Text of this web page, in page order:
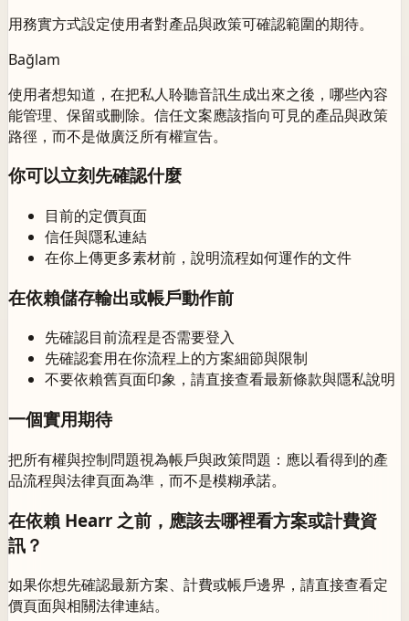
用務實方式設定使用者對產品與政策可確認範圍的期待。
Bağlam
使用者想知道，在把私人聆聽音訊生成出來之後，哪些內容
能管理、保留或刪除。信任文案應該指向可見的產品與政策
路徑，而不是做廣泛所有權宣告。
你可以立刻先確認什麼
目前的定價頁面
信任與隱私連結
在你上傳更多素材前，說明流程如何運作的文件
在依賴儲存輸出或帳戶動作前
先確認目前流程是否需要登入
先確認套用在你流程上的方案細節與限制
不要依賴舊頁面印象，請直接查看最新條款與隱私說明
一個實用期待
把所有權與控制問題視為帳戶與政策問題：應以看得到的產
品流程與法律頁面為準，而不是模糊承諾。
在依賴 Hearr 之前，應該去哪裡看方案或計費資
訊？
如果你想先確認最新方案、計費或帳戶邊界，請直接查看定
價頁面與相關法律連結。